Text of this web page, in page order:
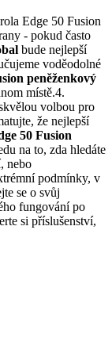
Edge 50 Fusion
- pokud často
bude nejlepší
voděodolné
peněženkový
místě.4.
volbou pro
že nejlepší
50 Fusion
na to, zda hledáte
nebo
podmínky, v
se o svůj
fungování po
si příslušenství,